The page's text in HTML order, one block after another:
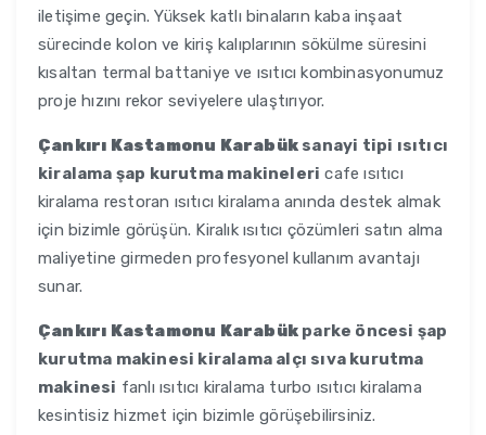
iletişime geçin. Yüksek katlı binaların kaba inşaat
sürecinde kolon ve kiriş kalıplarının sökülme süresini
kısaltan termal battaniye ve ısıtıcı kombinasyonumuz
proje hızını rekor seviyelere ulaştırıyor.
Çankırı Kastamonu Karabük sanayi tipi ısıtıcı
kiralama şap kurutma makineleri cafe ısıtıcı
kiralama restoran ısıtıcı kiralama anında destek almak
için bizimle görüşün. Kiralık ısıtıcı çözümleri satın alma
maliyetine girmeden profesyonel kullanım avantajı
sunar.
Çankırı Kastamonu Karabük parke öncesi şap
kurutma makinesi kiralama alçı sıva kurutma
makinesi fanlı ısıtıcı kiralama turbo ısıtıcı kiralama
kesintisiz hizmet için bizimle görüşebilirsiniz.